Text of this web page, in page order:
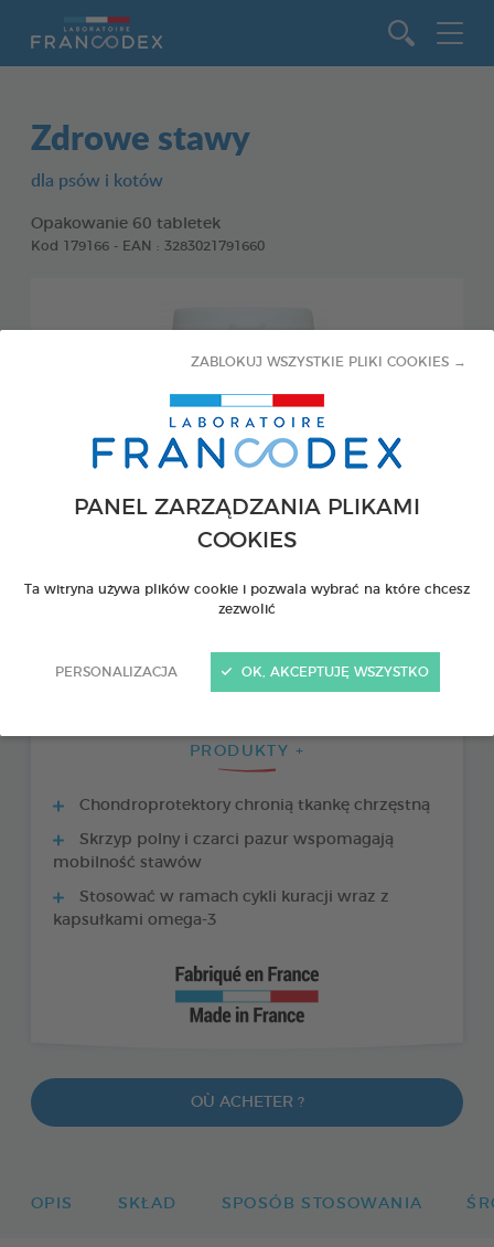
PANEL ZARZĄDZANIA PLIKAMI
COOKIES
Ta witryna używa plików cookie i pozwala wybrać na które chcesz
zezwolić
PERSONALIZACJA
ZABLOKUJ WSZYSTKIE PLIKI COOKIES →
OK, AKCEPTUJĘ WSZYSTKO
Zdrowe stawy
dla psów i kotów
Opakowanie 60 tabletek
Kod 179166 - EAN : 3283021791660
PRODUKTY +
Chondroprotektory chronią tkankę chrzęstną
Skrzyp polny i czarci pazur wspomagają
mobilność stawów
Stosować w ramach cykli kuracji wraz z
kapsułkami omega-3
OÙ ACHETER ?
OPIS SKŁAD SPOSÓB STOSOWANIA